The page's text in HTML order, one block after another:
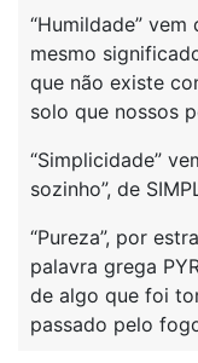
“Humildade”
mesmo
que não existe
solo que nossos
“Simplicidade”
sozinho”, de
“Pureza”, por
palavra grega
de algo que foi
passado pelo